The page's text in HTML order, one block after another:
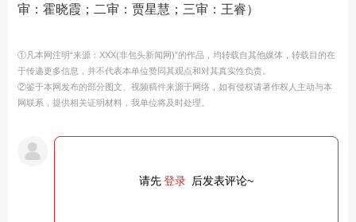
审：霍晓霞；二审：贾星慧；三审：王睿）
①凡本网注明“来源：XXX(非包头新闻网)”的作品，均转载自其他媒体，转载目的在
于传递更多信息，并不代表本单位赞同其观点和对其真实性负责。
②鉴于本网发布的部分图文、视频稿件来源于网络，如有侵权请著作权人主动与本
网联系，提供相关证明材料，我单位将及时处理。
请先登录 后发表评论~